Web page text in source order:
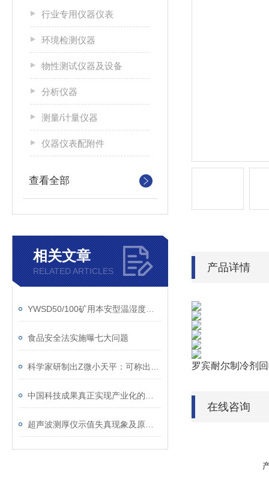
行业专用仪器仪表
环境检测仪器
物性测试仪器及设备
分析仪器
测量/计量仪器
仪器仪表配附件
查看全部
相关文章
RELATED ARTICLES
食品安全法实施曝七大问题
产品详情
罗宾耐尔制冷剂
在线咨询